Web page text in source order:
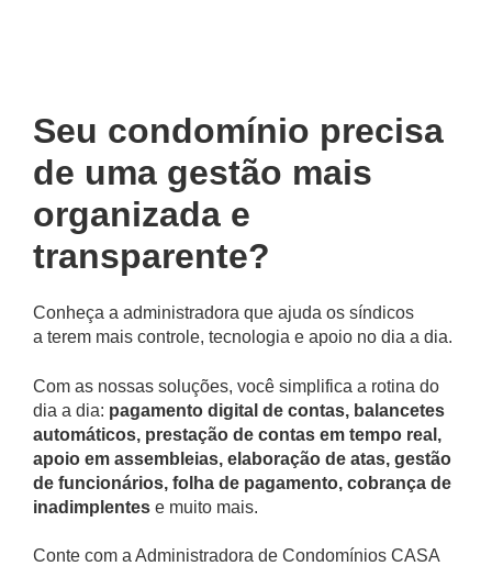
Seu condomínio precisa
de uma gestão mais
organizada e
transparente?
Conheça a administradora que ajuda os síndicos
a terem mais controle, tecnologia e apoio no dia a dia.
Com as nossas soluções, você simplifica a rotina do
dia a dia: pagamento digital de contas, balancetes
automáticos, prestação de contas em tempo real,
apoio em assembleias, elaboração de atas, gestão
de funcionários, folha de pagamento, cobrança de
inadimplentes e muito mais.
Conte com a Administradora de Condomínios CASA